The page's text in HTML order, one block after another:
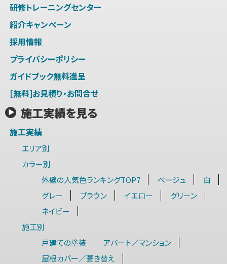
研修トレーニングセンター
紹介キャンペーン
採用情報
プライバシーポリシー
ガイドブック無料進呈
[無料]お見積り・お問合せ
施工実績を見る
施工実績
エリア別
カラー別
外壁の人気色ランキングTOP7
ベージュ
白
グレー
ブラウン イエロー
グリーン
ネイビー
施工別
戸建ての塗装
アパート／マンション
屋根カバー／葺き替え